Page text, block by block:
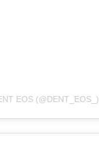
EOS (@DENT_EOS_)